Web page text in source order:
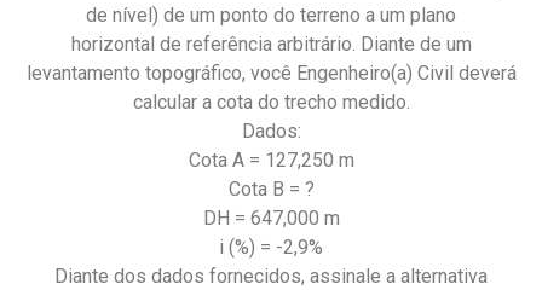
de nível) de um ponto do terreno a um plano
horizontal de referência arbitrário. Diante de um
levantamento topográfico, você Engenheiro(a) Civil deverá
calcular a cota do trecho medido.
Dados:
Cota A = 127,250 m
Cota B = ?
DH = 647,000 m
i (%) = -2,9%
Diante dos dados fornecidos, assinale a alternativa